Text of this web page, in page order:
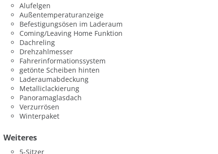
Alufelgen
Außentemperaturanzeige
Befestigungsösen im Laderaum
Coming/Leaving Home Funktion
Dachreling
Drehzahlmesser
Fahrerinformationssystem
getönte Scheiben hinten
Laderaumabdeckung
Metalliclackierung
Panoramaglasdach
Verzurrösen
Winterpaket
Weiteres
5-Sitzer